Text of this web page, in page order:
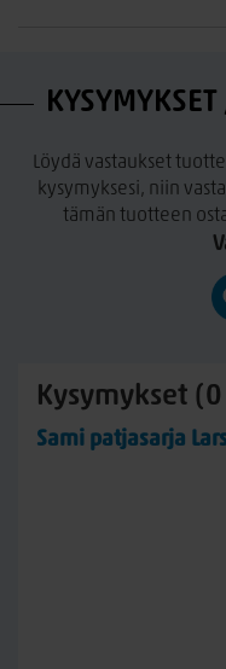
Löydä vastaukset
kysymyksesi, niin
tämän tuotteen
Kysymykset
Sami patjasarja